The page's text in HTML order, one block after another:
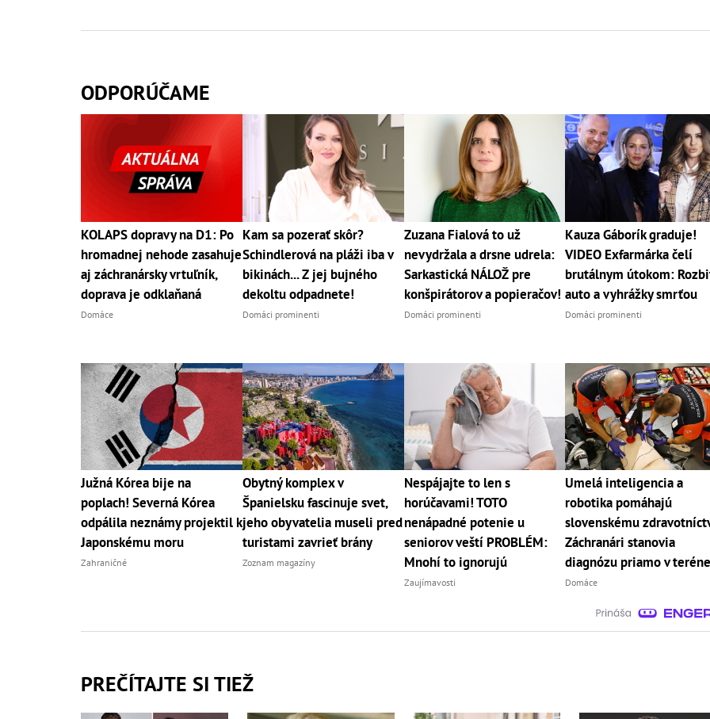
ODPORÚČAME
KOLAPS dopravy na D1: Po
hromadnej nehode zasahuje
aj záchranársky vrtuľník,
doprava je odklaňaná
Domáce
Kam sa pozerať skôr?
Schindlerová na pláži iba v
bikinách... Z jej bujného
dekoltu odpadnete!
Domáci prominenti
Zuzana Fialová to už
nevydržala a drsne udrela:
Sarkastická NÁLOŽ pre
konšpirátorov a popieračov!
Domáci prominenti
Kauza Gáborík graduje!
VIDEO Exfarmárka čelí
brutálnym útokom:
auto a vyhrážky smrťou
Domáci prominenti
Južná Kórea bije na
poplach! Severná Kórea
odpálila neznámy projektil k
Japonskému moru
Zahraničné
Obytný komplex v
Španielsku fascinuje svet,
jeho obyvatelia museli pred
turistami zavrieť brány
Zoznam magazíny
Nespájajte to len s
horúčavami! TOTO
nenápadné potenie u
seniorov veští PROBLÉM:
Mnohí to ignorujú
Zaujímavosti
Umelá inteligencia a
robotika pomáhajú
slovenskému
Záchranári stanovia
diagnózu priamo v
Domáce
PREČÍTAJTE SI TIEŽ